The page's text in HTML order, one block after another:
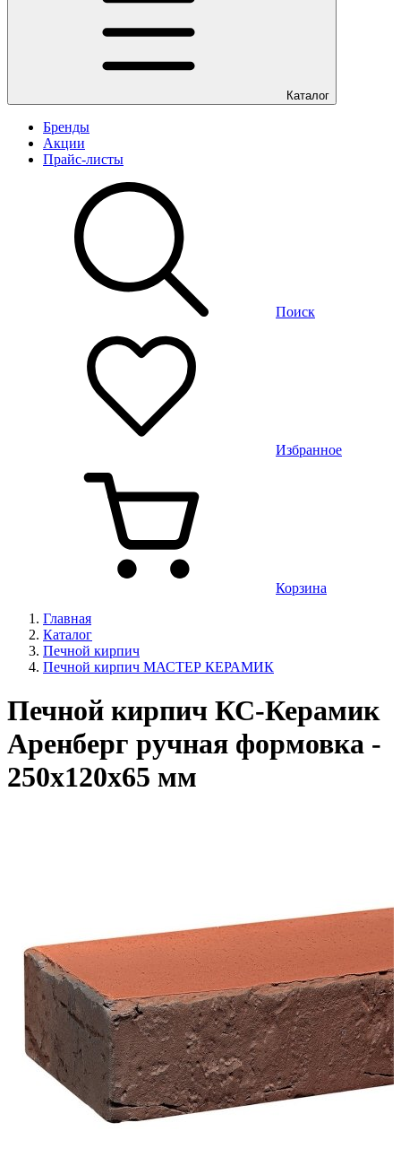
Каталог
Бренды
Акции
Прайс-листы
Поиск
Избранное
Корзина
Главная
Каталог
Печной кирпич
Печной кирпич МАСТЕР КЕРАМИК
Печной кирпич КС-Керамик
Аренберг ручная формовка -
250x120x65 мм